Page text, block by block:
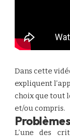
Dans cette
expliquent
choix que tout
et/ou compris.
L’une des